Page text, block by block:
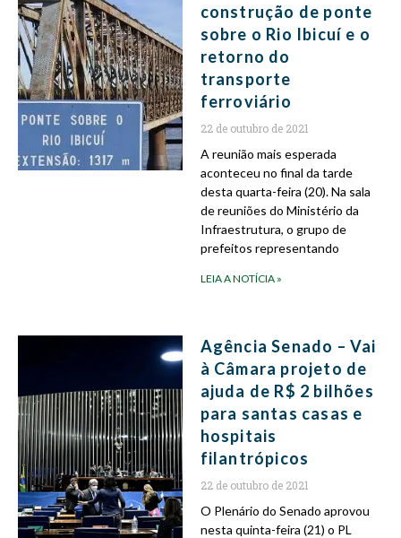
construção de ponte
sobre o Rio Ibicuí e o
retorno do
transporte
ferroviário
22 de outubro de 2021
A reunião mais esperada
aconteceu no final da tarde
desta quarta-feira (20). Na sala
de reuniões do Ministério da
Infraestrutura, o grupo de
prefeitos representando
LEIA A NOTÍCIA »
Agência Senado – Vai
à Câmara projeto de
ajuda de R$ 2 bilhões
para santas casas e
hospitais
filantrópicos
22 de outubro de 2021
O Plenário do Senado aprovou
nesta quinta-feira (21) o PL